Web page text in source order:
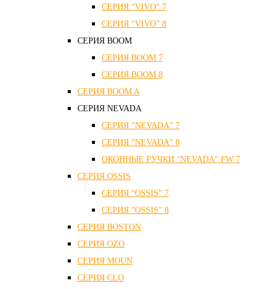
СЕРИЯ “VIVO” 7
СЕРИЯ “VIVO” 8
СЕРИЯ ВOOM
СЕРИЯ ВOOM 7
СЕРИЯ ВOOM 8
СЕРИЯ ВOOM A
СЕРИЯ NEVADA
СЕРИЯ “NEVADA” 7
СЕРИЯ “NEVADA” 8
ОКОННЫЕ РУЧКИ “NEVADA” FW 7
СЕРИЯ OSSIS
СЕРИЯ “OSSIS” 7
СЕРИЯ “OSSIS” 8
СЕРИЯ ВOSTON
CЕРИЯ OZO
СЕРИЯ MOUN
СЕРИЯ CLO